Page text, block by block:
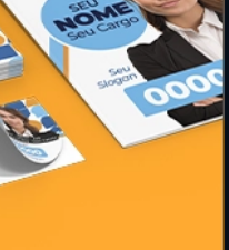
adicional.
com prestador de